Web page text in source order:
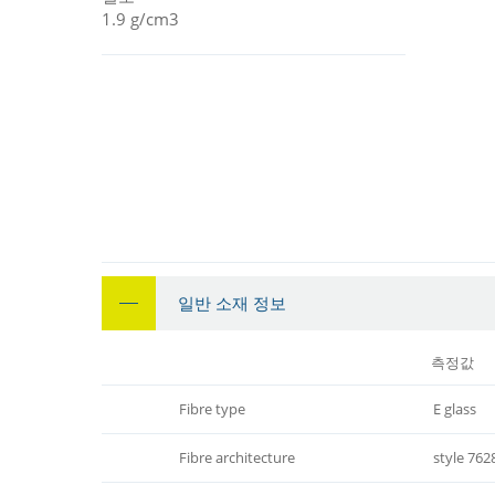
1.9 g/cm3
일반 소재 정보
측정값
Fibre type E glass
Fibre architecture style